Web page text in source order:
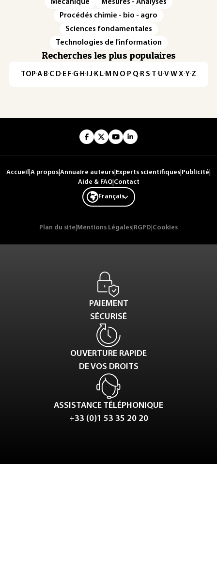
Mécanique
Mesures - Analyses
Procédés chimie - bio - agro
Sciences fondamentales
Technologies de l'information
Recherches les plus populaires
TOP·A·B·C· D· E· F·G· H · ·J· K· L· M · N ·O· P·Q· R·S·T·U·V·W·X·Y·Z
Accueil A propos Annuaire auteurs Experts scientifiques Publicité
Aide & FAQ| Contact
Français
Plan du site Mentions Légales RGPD Cookies
PAIEMENT
SÉCURISÉ
OUVERTURE RAPIDE
DE VOS DROITS
ASSISTANCE TÉLÉPHONIQUE
+33 (0)1 53 35 20 20